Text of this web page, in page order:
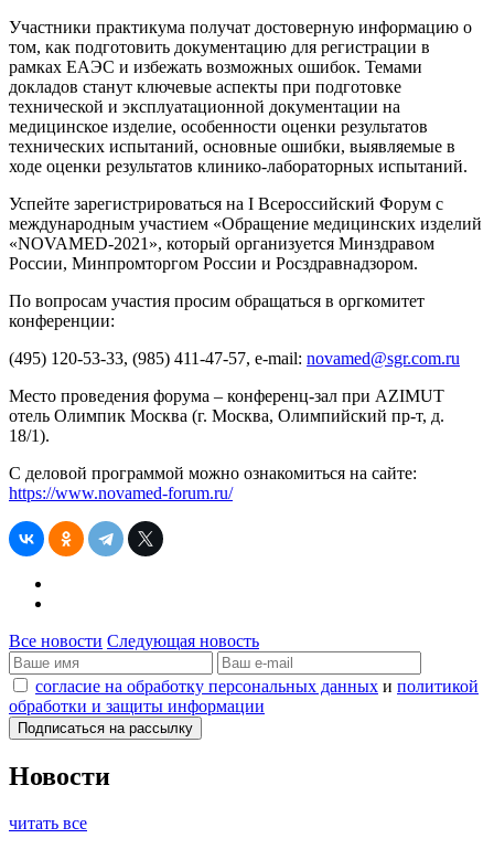
Участники практикума получат достоверную информацию о
том, как подготовить документацию для регистрации в
рамках ЕАЭС и избежать возможных ошибок. Темами
докладов станут ключевые аспекты при подготовке
технической и эксплуатационной документации на
медицинское изделие, особенности оценки результатов
технических испытаний, основные ошибки, выявляемые в
ходе оценки результатов клинико-лабораторных испытаний.
Успейте зарегистрироваться на I Всероссийский Форум с
международным участием «Обращение медицинских изделий
«NOVAMED-2021», который организуется Минздравом
России, Минпромторгом России и Росздравнадзором.
По вопросам участия просим обращаться в оргкомитет
конференции:
(495) 120-53-33, (985) 411-47-57, e-mail: novamed@sgr.com.ru
Место проведения форума – конференц-зал при AZIMUT
отель Олимпик Москва (г. Москва, Олимпийский пр-т, д.
18/1).
С деловой программой можно ознакомиться на сайте:
https://www.novamed-forum.ru/
Все новости Следующая новость
согласие на обработку персональных данных и политикой
обработки и защиты информации
Новости
читать все